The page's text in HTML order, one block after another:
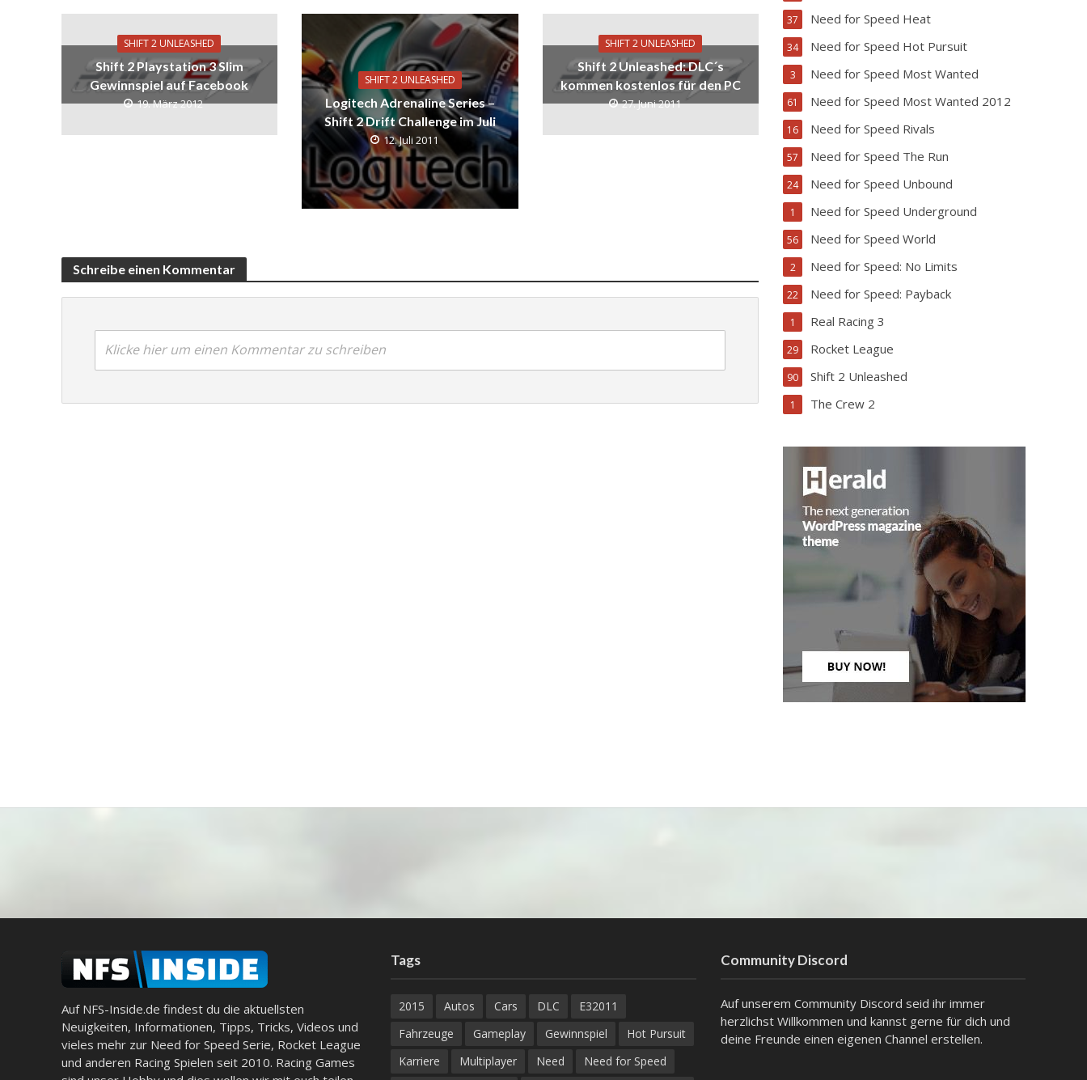
SHIFT 2 UNLEASHED
Shift 2 Playstation 3 Slim
Gewinnspiel auf Facebook
19. März 2012
SHIFT 2 UNLEASHED
Logitech Adrenaline Series –
Shift 2 Drift Challenge im Juli
12. Juli 2011
SHIFT 2 UNLEASHED
Shift 2 Unleashed: DLC´s
kommen kostenlos für den PC
27. Juni 2011
Schreibe einen Kommentar
Klicke hier um einen Kommentar zu schreiben
Need for Speed Heat
37
Need for Speed Hot Pursuit
34
Need for Speed Most Wanted
3
Need for Speed Most Wanted 2012
61
Need for Speed Rivals
16
Need for Speed The Run
57
Need for Speed Unbound
24
Need for Speed Underground
1
Need for Speed World
56
Need for Speed: No Limits
2
Need for Speed: Payback
22
Real Racing 3
1
Rocket League
29
Shift 2 Unleashed
90
The Crew 2
1
Auf NFS-Inside.de findest du die aktuellsten
Neuigkeiten, Informationen, Tipps, Tricks, Videos und
vieles mehr zur Need for Speed Serie, Rocket League
und anderen Racing Spielen seit 2010. Racing Games
Tags
2015 Autos Cars DLC
E32011
Fahrzeuge
Gameplay Gewinnspiel
Hot Pursuit
Karriere
Multiplayer Need Need for Speed
Community Discord
Auf unserem Community Discord seid ihr immer
herzlichst Willkommen und kannst gerne für dich und
deine Freunde einen eigenen Channel erstellen.